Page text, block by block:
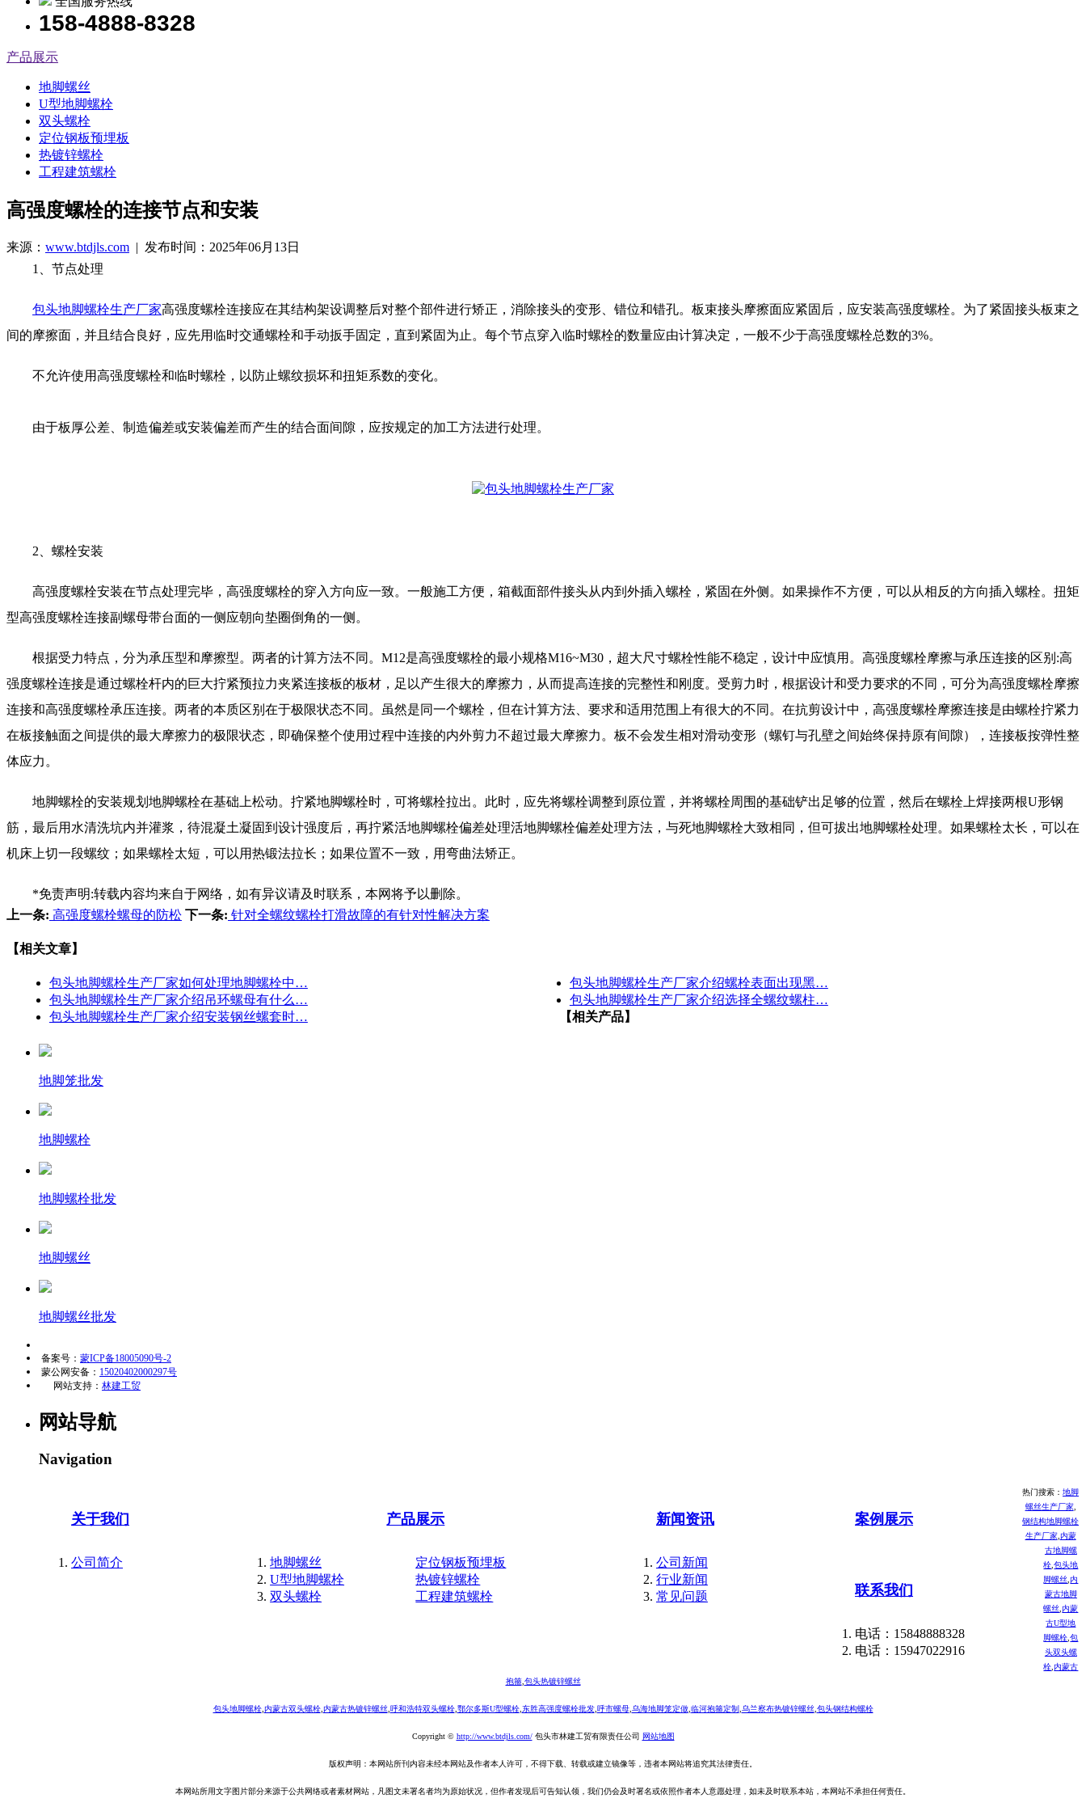
158-4888-8328
产品展示
地脚螺丝
U型地脚螺栓
双头螺栓
定位钢板预埋板
热镀锌螺栓
工程建筑螺栓
高强度螺栓的连接节点和安装
来源： www.btdjls.com | 发布时间：2025年06月13日
1、节点处理
包头地脚螺栓生产厂家高强度螺栓连接应在其结构架设调整后对整个部件进行矫正，消除接头的变形、错位和错孔。板束接头摩擦面应紧固后，应安装高强度螺栓。为了紧固接头板束之
间的摩擦面，并且结合良好，应先用临时交通螺栓和手动扳手固定，直到紧固为止。每个节点穿入临时螺栓的数量应由计算决定，一般不少于高强度螺栓总数的3%。
不允许使用高强度螺栓和临时螺栓，以防止螺纹损坏和扭矩系数的变化。
由于板厚公差、制造偏差或安装偏差而产生的结合面间隙，应按规定的加工方法进行处理。
2、螺栓安装
高强度螺栓安装在节点处理完毕，高强度螺栓的穿入方向应一致。一般施工方便，箱截面部件接头从内到外插入螺栓，紧固在外侧。如果操作不方便，可以从相反的方向插入螺栓。扭矩
型高强度螺栓连接副螺母带台面的一侧应朝向垫圈倒角的一侧。
根据受力特点，分为承压型和摩擦型。两者的计算方法不同。M12是高强度螺栓的最小规格M16~M30，超大尺寸螺栓性能不稳定，设计中应慎用。高强度螺栓摩擦与承压连接的区别:高
强度螺栓连接是通过螺栓杆内的巨大拧紧预拉力夹紧连接板的板材，足以产生很大的摩擦力，从而提高连接的完整性和刚度。受剪力时，根据设计和受力要求的不同，可分为高强度螺栓摩擦
连接和高强度螺栓承压连接。两者的本质区别在于极限状态不同。虽然是同一个螺栓，但在计算方法、要求和适用范围上有很大的不同。在抗剪设计中，高强度螺栓摩擦连接是由螺栓拧紧力
在板接触面之间提供的最大摩擦力的极限状态，即确保整个使用过程中连接的内外剪力不超过最大摩擦力。板不会发生相对滑动变形（螺钉与孔壁之间始终保持原有间隙），连接板按弹性整
体应力。
地脚螺栓的安装规划地脚螺栓在基础上松动。拧紧地脚螺栓时，可将螺栓拉出。此时，应先将螺栓调整到原位置，并将螺栓周围的基础铲出足够的位置，然后在螺栓上焊接两根U形钢
筋，最后用水清洗坑内并灌浆，待混凝土凝固到设计强度后，再拧紧活地脚螺栓偏差处理活地脚螺栓偏差处理方法，与死地脚螺栓大致相同，但可拔出地脚螺栓处理。如果螺栓太长，可以在
机床上切一段螺纹；如果螺栓太短，可以用热锻法拉长；如果位置不一致，用弯曲法矫正。
*免责声明:转载内容均来自于网络，如有异议请及时联系，本网将予以删除。
上一条: 高强度螺栓螺母的防松 下一条: 针对全螺纹螺栓打滑故障的有针对性解决方案
【相关文章】
包头地脚螺栓生产厂家如何处理地脚螺栓中…
包头地脚螺栓生产厂家介绍螺栓表面出现黑…
包头地脚螺栓生产厂家介绍吊环螺母有什么…
包头地脚螺栓生产厂家介绍选择全螺纹螺柱…
包头地脚螺栓生产厂家介绍安装钢丝螺套时…
【相关产品】
地脚笼批发
地脚螺栓
地脚螺栓批发
地脚螺丝
地脚螺丝批发
备案号： 蒙ICP备18005090号-2
蒙公网安备： 15020402000297号
网站支持： 林建工贸
网站导航
Navigation
关于我们
公司简介
产品展示
地脚螺丝
定位钢板预埋板
U型地脚螺栓
热镀锌螺栓
双头螺栓
工程建筑螺栓
新闻资讯
公司新闻
行业新闻
常见问题
案例展示
联系我们
电话：15848888328
电话：15947022916
热门搜索：地脚
螺丝生产厂家,
钢结构地脚螺栓
生产厂家, 内蒙
古地脚螺
栓 ,包头地
脚螺丝 ,内
蒙古地脚
螺丝 ,内蒙
古U型地
脚螺栓 ,包
头双头螺
栓 ,内蒙古
抱箍, 包头热镀锌螺丝
包头地脚螺栓, 内蒙古双头螺栓, 内蒙古热镀锌螺丝, 呼和浩特双头螺栓, 鄂尔多斯U型螺栓, 东胜高强度螺栓批发, 呼市螺母, 乌海地脚笼定做, 临河抱箍定制 乌兰察布热镀锌螺丝, 包头钢结构螺栓
Copyright © http://www.btdjls.com/包头市林建工贸有限责任公司 网站地图
版权声明：本网站所刊内容未经本网站及作者本人许可，不得下载、转载或建立镜像等，违者本网站将追究其法律责任。
本网站所用文字图片部分来源于公共网络或者素材网站，凡图文未署名者均为原始状况，但作者发现后可告知认领，我们仍会及时署名或依照作者本人意愿处理，如未及时联系本站，本网站不承担任何责任。